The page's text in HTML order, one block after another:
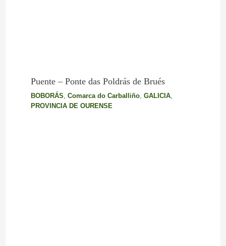
Puente – Ponte das Poldrás de Brués
BOBORÁS, Comarca do Carballiño, GALICIA,
PROVINCIA DE OURENSE